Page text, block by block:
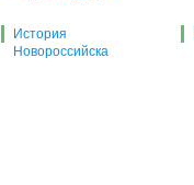
История
Новороссийска